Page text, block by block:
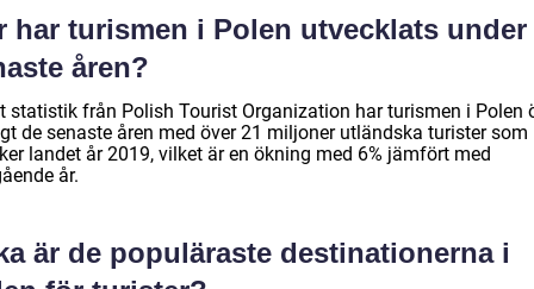
har turismen i Polen utvecklats under
åren?
statistik från Polish Tourist Organization har turismen i Polen
de senaste åren med över 21 miljoner utländska turister som
landet år 2019, vilket är en ökning med 6% jämfört med
år.
är de populäraste destinationerna i